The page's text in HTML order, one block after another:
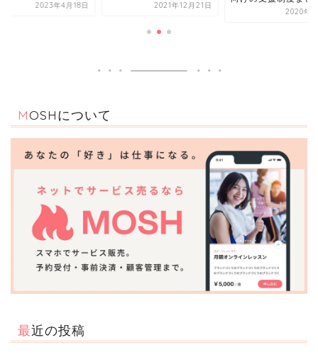
2021年12月21日
2020年4月1日
2023年
MOSHについて
最近の投稿